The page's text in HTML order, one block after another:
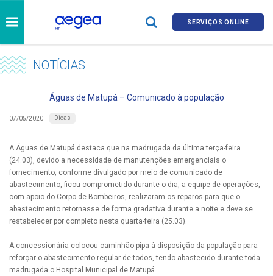
SERVIÇOS ONLINE
NOTÍCIAS
Águas de Matupá – Comunicado à população
07/05/2020 Dicas
A Águas de Matupá destaca que na madrugada da última terça-feira
(24.03), devido a necessidade de manutenções emergenciais o
fornecimento, conforme divulgado por meio de comunicado de
abastecimento, ficou comprometido durante o dia, a equipe de operações,
com apoio do Corpo de Bombeiros, realizaram os reparos para que o
abastecimento retornasse de forma gradativa durante a noite e deve se
restabelecer por completo nesta quarta-feira (25.03).
A concessionária colocou caminhão-pipa à disposição da população para
reforçar o abastecimento regular de todos, tendo abastecido durante toda
madrugada o Hospital Municipal de Matupá.